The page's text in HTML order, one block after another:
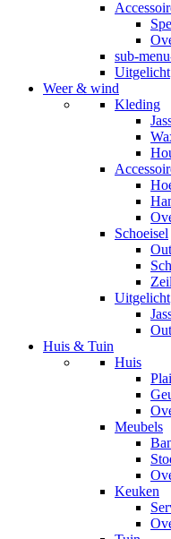
sub-
Uitgelicht
Weer & wind
Kleding
Schoeisel
Uitgelicht
Huis & Tuin
Huis
Meubels
Keuken